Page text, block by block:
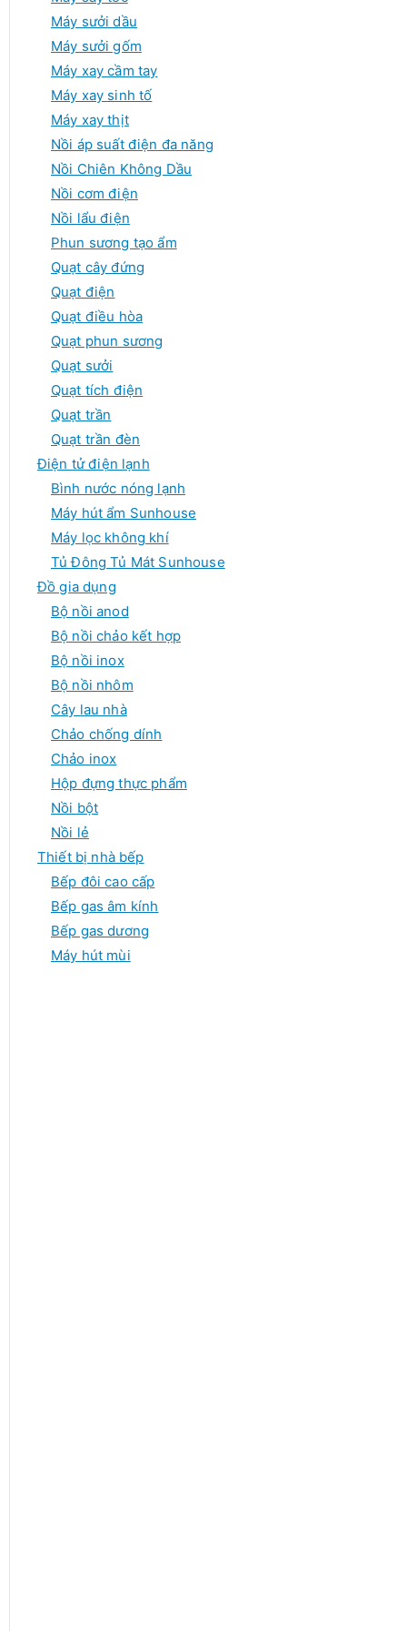
Máy sưởi dầu
Máy sưởi gốm
Máy xay cầm tay
Máy xay sinh tố
Máy xay thịt
Nồi áp suất điện đa năng
Nồi Chiên Không Dầu
Nồi cơm điện
Nồi lẩu điện
Phun sương tạo ẩm
Quạt cây đứng
Quạt điện
Quạt điều hòa
Quạt phun sương
Quạt sưởi
Quạt tích điện
Quạt trần
Quạt trần đèn
Điện tử điện lạnh
Bình nước nóng lạnh
Máy hút ẩm Sunhouse
Máy lọc không khí
Tủ Đông Tủ Mát Sunhouse
Đồ gia dụng
Bộ nồi anod
Bộ nồi chảo kết hợp
Bộ nồi inox
Bộ nồi nhôm
Cây lau nhà
Chảo chống dính
Chảo inox
Hộp đựng thực phẩm
Nồi bột
Nồi lẻ
Thiết bị nhà bếp
Bếp đôi cao cấp
Bếp gas âm kính
Bếp gas dương
Máy hút mùi